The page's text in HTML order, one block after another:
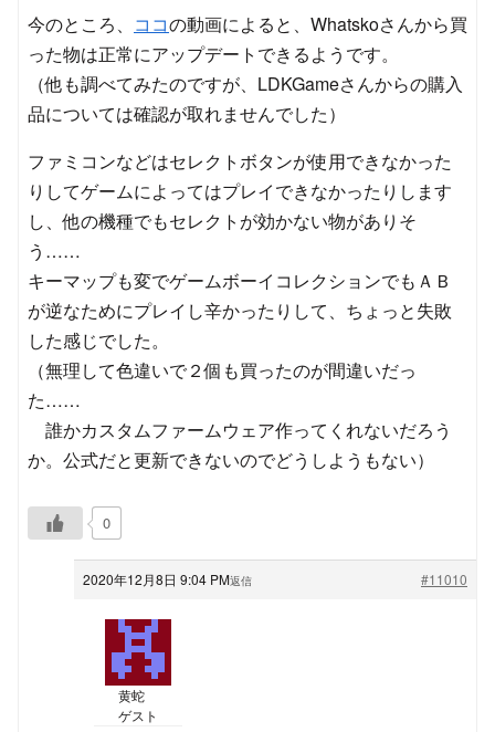
今のところ、 ココの動画によると、Whatskoさんから買
った物は正常にアップデートできるようです。
（他も調べてみたのですが、LDKGameさんからの購入
品については確認が取れませんでした）
ファミコンなどはセレクトボタンが使用できなかった
りしてゲームによってはプレイできなかったりします
し、他の機種でもセレクトが効かない物がありそ
う……
キーマップも変でゲームボーイコレクションでもＡＢ
が逆なためにプレイし辛かったりして、ちょっと失敗
した感じでした。
（無理して色違いで２個も買ったのが間違いだっ
た……
誰かカスタムファームウェア作ってくれないだろう
か。公式だと更新できないのでどうしようもない）
0
2020年12月8日 9:04 PM #11010
返信
黄蛇
ゲスト